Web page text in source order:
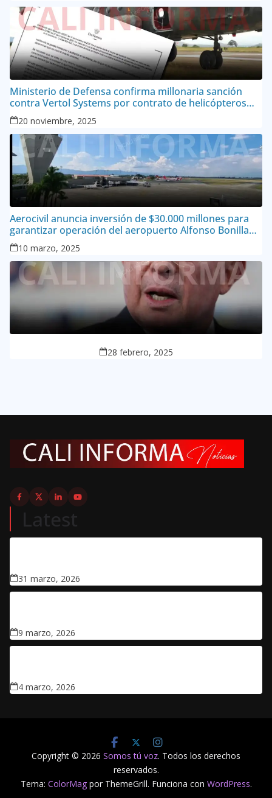
Ministerio de Defensa confirma millonaria sanción
contra Vertol Systems por contrato de helicópteros
MI-1720 noviembre, 2025
Aerocivil anuncia inversión de $30.000 millones para
garantizar operación del aeropuerto Alfonso Bonilla
Aragón
10 marzo, 2025
28 febrero, 2025
Latest
2026 ™
31 marzo, 2026
9 marzo, 2026
4 marzo, 2026
Copyright © 2026 Somos tú voz. Todos los derechos
reservados.
Tema: ColorMagpor ThemeGrill. Funciona con WordPress.